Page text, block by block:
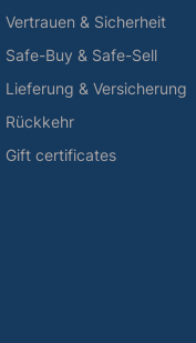
Vertrauen & Sicherheit
Safe-Buy & Safe-Sell
Lieferung & Versicherung
Rückkehr
Gift certificates